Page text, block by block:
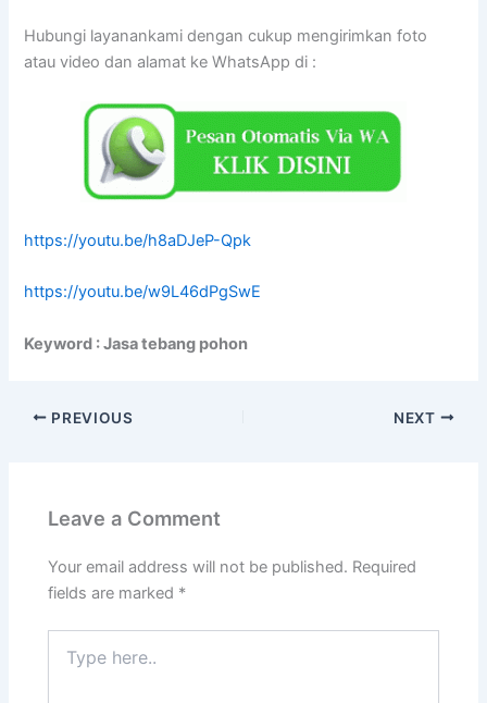
Hubungi layanankami dengan cukup mengirimkan foto
atau video dan alamat ke WhatsApp di :
https://youtu.be/h8aDJeP-Qpk
https://youtu.be/w9L46dPgSwE
Keyword : Jasa tebang pohon
PREVIOUS NEXT
Leave a Comment
Your email address will not be published. Required
fields are marked *
here..